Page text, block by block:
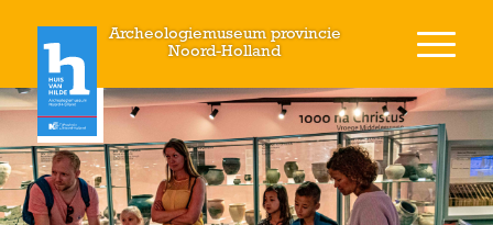
Archeologiemuseum provincie
Noord-Holland